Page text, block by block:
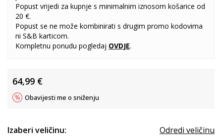
Popust vrijedi za kupnje s minimalnim iznosom košarice od
20 €.
Popust se ne može kombinirati s drugim promo kodovima
ni S&B karticom.
Kompletnu ponudu pogledaj OVDJE.
64,99 €
Obavijesti me o sniženju
Izaberi veličinu: Odredi veličinu